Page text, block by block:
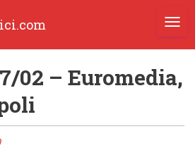
02 – Euromedia,